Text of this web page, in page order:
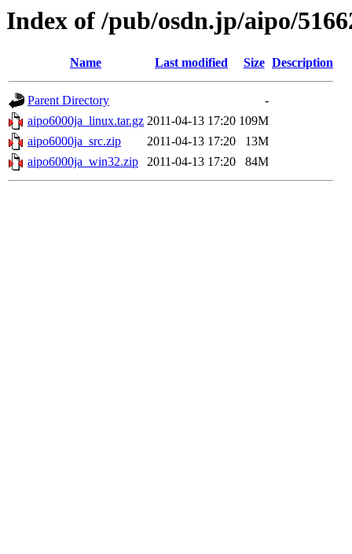
Index of /pub/osdn.jp/aipo/
Name Last modified Size Description
Parent Directory
-
aipo6000ja_linux.tar.gz 2011-04-13 17:20 109M
aipo6000ja_src.zip
2011-04-13 17:20
13M
aipo6000ja_win32.zip
2011-04-13 17:20 84M